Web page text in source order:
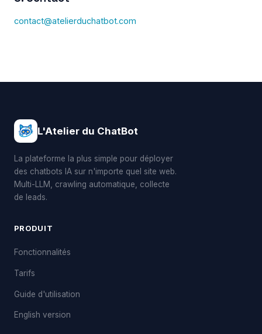
contact@atelierduchatbot.com
L'Atelier du ChatBot
La plateforme la plus simple pour déployer
des chatbots IA sur n'importe quel site web.
Multi-LLM, crawling automatique, collecte
de leads.
PRODUIT
Fonctionnalités
Tarifs
Guide d'utilisation
English version